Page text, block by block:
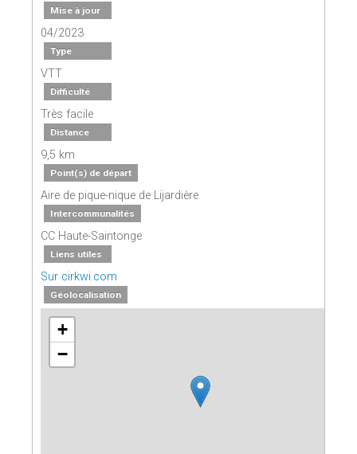
Mise à jour
04/2023
Type
VTT
Difficulté
Très facile
Distance
9,5 km
Point(s) de départ
Aire de pique-nique de Lijardière
Intercommunalités
CC Haute-Saintonge
Liens utiles
Sur cirkwi.com
Géolocalisation
+
−